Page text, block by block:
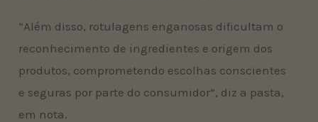
“Além disso, rotulagens enganosas dificultam o
reconhecimento de ingredientes e origem dos
produtos, comprometendo escolhas conscientes
e seguras por parte do consumidor”, diz a pasta,
em nota.